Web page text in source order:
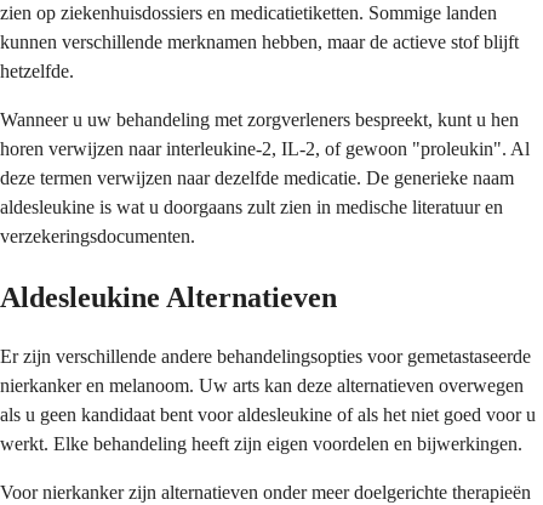
zien op ziekenhuisdossiers en medicatietiketten. Sommige landen
kunnen verschillende merknamen hebben, maar de actieve stof blijft
hetzelfde.
Wanneer u uw behandeling met zorgverleners bespreekt, kunt u hen
horen verwijzen naar interleukine-2, IL-2, of gewoon "proleukin". Al
deze termen verwijzen naar dezelfde medicatie. De generieke naam
aldesleukine is wat u doorgaans zult zien in medische literatuur en
verzekeringsdocumenten.
Aldesleukine Alternatieven
Er zijn verschillende andere behandelingsopties voor gemetastaseerde
nierkanker en melanoom. Uw arts kan deze alternatieven overwegen
als u geen kandidaat bent voor aldesleukine of als het niet goed voor u
werkt. Elke behandeling heeft zijn eigen voordelen en bijwerkingen.
Voor nierkanker zijn alternatieven onder meer doelgerichte therapieën